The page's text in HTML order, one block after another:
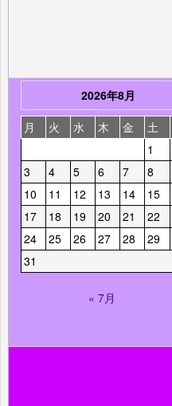
2026年8月
月
火 水 木 金 土
1
3
4 5 6 7 8
10
11 12 13 14 15
17
18 19 20 21 22
24
25 26 27 28 29
31
« 7月